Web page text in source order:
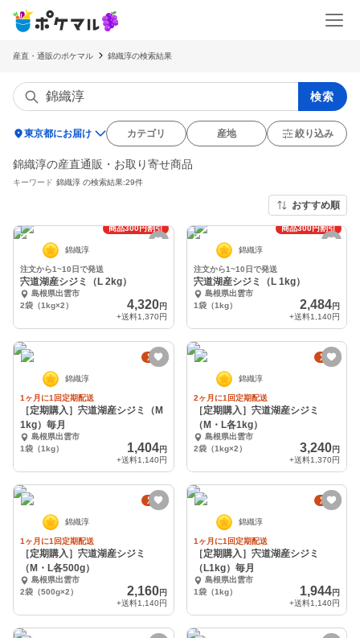
産直・通販のポケマル 錦織淳の検索結果
検索
location_on東京都にお届け カテゴリ 産地 絞り込み
錦織淳の産直通販・お取り寄せ商品
キーワード 錦織淳 の検索結果:29件
おすすめ順
商品300円割引
錦織淳
注文から1~10日で発送
宍道湖産シジミ（L 2kg）
島根県出雲市
2袋（1kg×2）
4,320円
+送料1,370円
商品300円割引
錦織淳
注文から1~10日で発送
宍道湖産シジミ（L 1kg）
島根県出雲市
1袋（1kg）
2,484円
+送料1,140円
定期
錦織淳
1ヶ月に1回定期配送
［定期購入］宍道湖産シジミ（M
1kg）毎月
島根県出雲市
1袋（1kg）
1,404円
+送料1,140円
定期
錦織淳
2ヶ月に1回定期配送
［定期購入］宍道湖産シジミ
（M・L各1kg）
島根県出雲市
2袋（1kg×2）
3,240円
+送料1,370円
定期
錦織淳
1ヶ月に1回定期配送
［定期購入］宍道湖産シジミ
（M・L各500g）
島根県出雲市
2袋（500g×2）
2,160円
+送料1,140円
定期
錦織淳
1ヶ月に1回定期配送
［定期購入］宍道湖産シジミ
（L1kg）毎月
島根県出雲市
1袋（1kg）
1,944円
+送料1,140円